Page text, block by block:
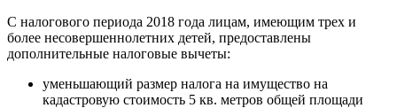
С налогового периода 2018 года лицам, имеющим трех и
более несовершеннолетних детей, предоставлены
дополнительные налоговые вычеты:
уменьшающий размер налога на имущество на
кадастровую стоимость 5 кв. метров общей площади